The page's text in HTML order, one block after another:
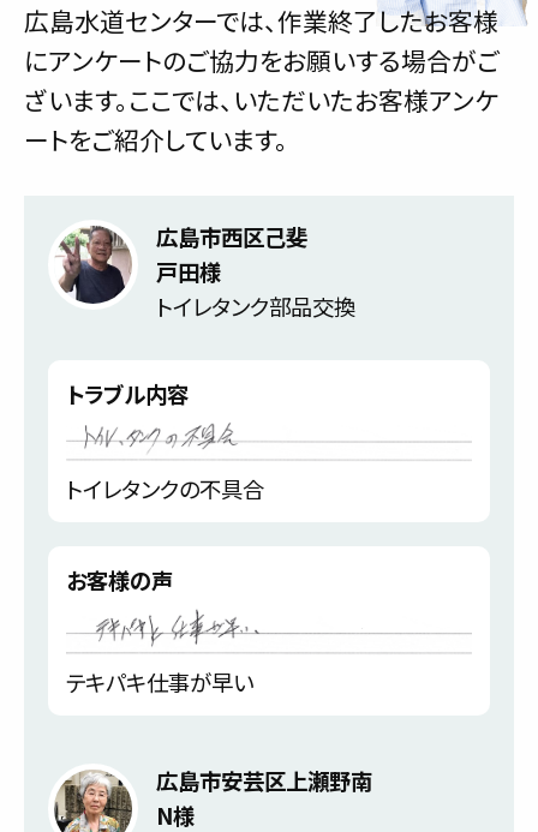
広島水道センターでは、作業終了したお客様
にアンケートのご協力をお願いする場合がご
ざいます。ここでは、いただいたお客様アンケ
ートをご紹介しています。
広島市西区己斐
戸田様
トイレタンク部品交換
トラブル内容
トイレタンクの不具合
お客様の声
テキパキ仕事が早い
広島市安芸区上瀬野南
N様